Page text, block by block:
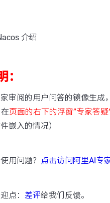
介绍
审阅的用户问答的镜像生成
页面的右下的浮窗”专家答疑
嵌入的情况）
用问题？ 点击访问阿里AI专
点： 差评给我们反馈。